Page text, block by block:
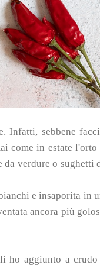
Infatti, sebbene
come in estate l'orto
da verdure o sughetti
e insaporita in
ancora più
ho aggiunto a